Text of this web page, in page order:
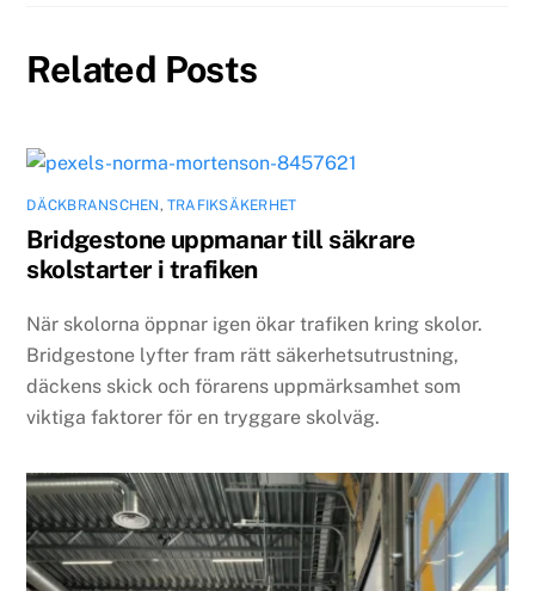
Related Posts
DÄCKBRANSCHEN,TRAFIKSÄKERHET
Bridgestone uppmanar till säkrare
skolstarter i trafiken
När skolorna öppnar igen ökar trafiken kring skolor.
Bridgestone lyfter fram rätt säkerhetsutrustning,
däckens skick och förarens uppmärksamhet som
viktiga faktorer för en tryggare skolväg.